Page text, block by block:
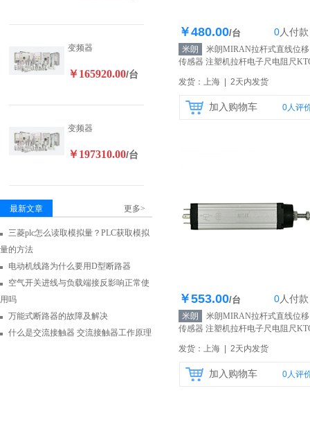
库存1000个
￥480.00/台 0人付款
米朗
米朗MIRAN拉杆式直线位移
传感器 注塑机拉杆电子尺电阻尺
发货：上海 | 2天内发货
加入购物车 0人评
库存1000个
￥553.00/台 0人付款
米朗
米朗MIRAN拉杆式直线位移
传感器 注塑机拉杆电子尺电阻尺
发货：上海 | 2天内发货
加入购物车 0人评
变频器
￥165920.00/台
变频器
￥197310.00/台
最新文章 更多>
三菱plc怎么读取模拟量？PLC获取模拟
量的方法
电动机线路为什么要用D型断路器
空气开关进线与负载端接反影响正常使
用吗
万能式断路器的故障及解决
什么是交流接触器 交流接触器工作原理